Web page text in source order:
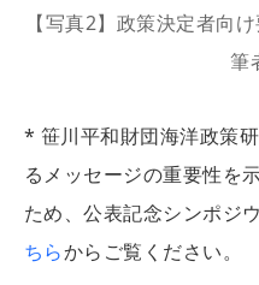
【写真2】政策決定者向
筆
* 笹川平和財団海洋政策
るメッセージの重要性を
ため、公表記念シンポジ
ちらからご覧ください。